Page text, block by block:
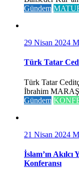
Gündem
29 Nisan 2024
Türk Tatar
Türk Tatar
İbrahim MARAŞ
Gündem
21 Nisan 2024
İslam’ın
Konferansı